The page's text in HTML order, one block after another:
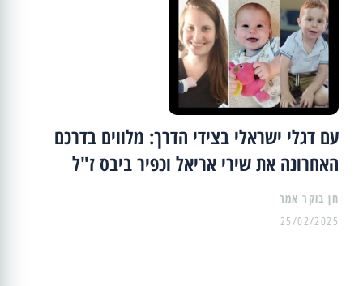
עם דגלי ישראלי בצידי הדרך: מלווים בדרכם
האחרונה את שירי אריאל וכפיר ביבס ז"ל
25/02/2025